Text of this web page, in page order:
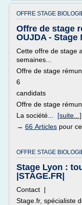
OFFRE STAGE
Offre de stage
OUJDA - Stage
Cette offre de stage
semaines...
Offre de stage
6
candidats
Offre de stage
La société... [suite...]
→ 66 Articles pour
OFFRE STAGE
Stage Lyon :
|STAGE.FR|
Contact |
Stage.fr, spécialiste